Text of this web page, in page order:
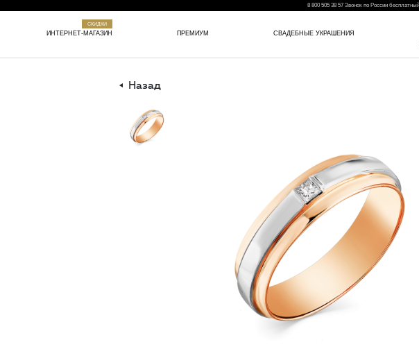
8 800 505 38 57Звонок по России
СКИДКИ
ИНТЕРНЕТ-МАГАЗИН ПРЕМИУМ СВАДЕБНЫЕ УКРАШЕНИЯ
Назад